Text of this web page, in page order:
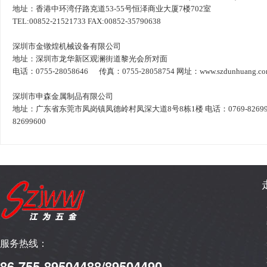
地址 ： 香港中环湾仔路克道53-55号恒泽商业大厦7楼702室
TEL:00852-21521733 FAX:00852-35790638
深圳市金镦煌机械设备有限公司
地址 ： 深圳市龙华新区观澜街道黎光会所对面
电话 ：0755-28058646 传真 ：0755-28058754 网址 ：
深圳市申森金属制品有限公司
地址 ： 广东省东莞市凤岗镇凤德岭村凤深大道8号8栋1 楼 电话 ：0769-
82699600
服务热线：